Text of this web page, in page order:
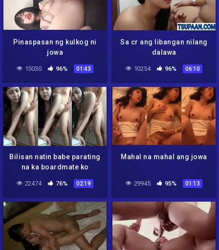
Pinaspasan ng kulkog ni
jowa
15030 96% 01:43
Sa cr ang libangan nilang
dalawa
10254 96% 06:10
Bilisan natin babe parating
na ka boardmate ko
22474 76% 02:19
Mahal na mahal ang jowa
29945 95% 01:13